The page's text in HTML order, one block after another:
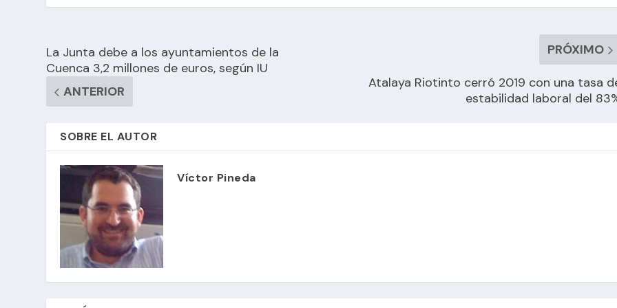
La Junta debe a los ayuntamientos de la
Cuenca 3,2 millones de euros, según IU
ANTERIOR
PRÓXIMO
Atalaya Riotinto cerró 2019 con una tasa
estabilidad laboral del
SOBRE EL AUTOR
Víctor Pineda